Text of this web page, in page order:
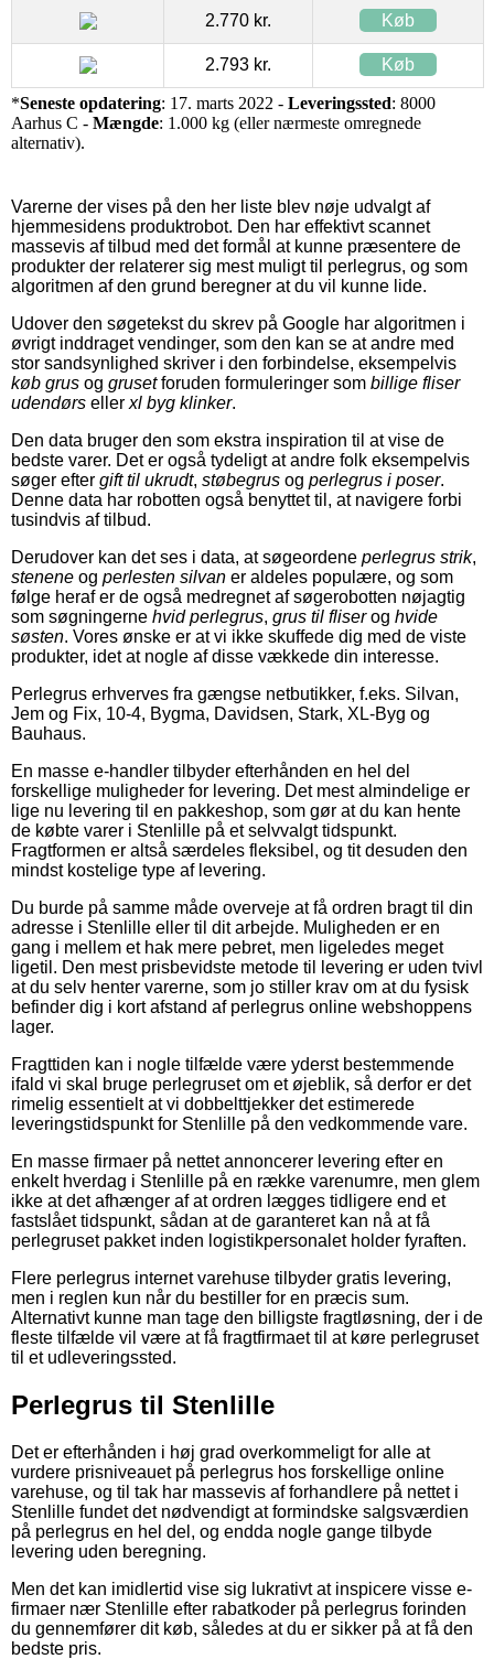
2.770 kr. Køb
2.793 kr. Køb
*Seneste opdatering: 17. marts 2022 - Leveringssted: 8000
Aarhus C - Mængde: 1.000 kg (eller nærmeste omregnede
alternativ).
Varerne der vises på den her liste blev nøje udvalgt af
hjemmesidens produktrobot. Den har effektivt scannet
massevis af tilbud med det formål at kunne præsentere de
produkter der relaterer sig mest muligt til perlegrus, og som
algoritmen af den grund beregner at du vil kunne lide.
Udover den søgetekst du skrev på Google har algoritmen i
øvrigt inddraget vendinger, som den kan se at andre med
stor sandsynlighed skriver i den forbindelse, eksempelvis
køb grus og grusetforuden formuleringer som billige fliser
udendørs eller xl byg klinker.
Den data bruger den som ekstra inspiration til at vise de
bedste varer. Det er også tydeligt at andre folk eksempelvis
søger efter gift til ukrudt, støbegrus og perlegrus i poser.
Denne data har robotten også benyttet til, at navigere forbi
tusindvis af tilbud.
Derudover kan det ses i data, at søgeordene perlegrus strik,
stenene og perlesten silvan er aldeles populære, og som
følge heraf er de også medregnet af søgerobotten nøjagtig
som søgningerne hvid perlegrus, grus til fliserog hvide
søsten. Vores ønske er at vi ikke skuffede dig med de viste
produkter, idet at nogle af disse vækkede din interesse.
Perlegrus erhverves fra gængse netbutikker, f.eks. Silvan,
Jem og Fix, 10-4, Bygma, Davidsen, Stark, XL-Byg og
Bauhaus.
En masse e-handler tilbyder efterhånden en hel del
forskellige muligheder for levering. Det mest almindelige er
lige nu levering til en pakkeshop, som gør at du kan hente
de købte varer i Stenlille på et selvvalgt tidspunkt.
Fragtformen er altså særdeles fleksibel, og tit desuden den
mindst kostelige type af levering.
Du burde på samme måde overveje at få ordren bragt til din
adresse i Stenlille eller til dit arbejde. Muligheden er en
gang i mellem et hak mere pebret, men ligeledes meget
ligetil. Den mest prisbevidste metode til levering er uden tvivl
at du selv henter varerne, som jo stiller krav om at du fysisk
befinder dig i kort afstand af perlegrus online webshoppens
lager.
Fragttiden kan i nogle tilfælde være yderst bestemmende
ifald vi skal bruge perlegruset om et øjeblik, så derfor er det
rimelig essentielt at vi dobbelttjekker det estimerede
leveringstidspunkt for Stenlille på den vedkommende vare.
En masse firmaer på nettet annoncerer levering efter en
enkelt hverdag i Stenlille på en række varenumre, men glem
ikke at det afhænger af at ordren lægges tidligere end et
fastslået tidspunkt, sådan at de garanteret kan nå at få
perlegruset pakket inden logistikpersonalet holder fyraften.
Flere perlegrus internet varehuse tilbyder gratis levering,
men i reglen kun når du bestiller for en præcis sum.
Alternativt kunne man tage den billigste fragtløsning, der i de
fleste tilfælde vil være at få fragtfirmaet til at køre perlegruset
til et udleveringssted.
Perlegrus til Stenlille
Det er efterhånden i høj grad overkommeligt for alle at
vurdere prisniveauet på perlegrus hos forskellige online
varehuse, og til tak har massevis af forhandlere på nettet i
Stenlille fundet det nødvendigt at formindske salgsværdien
på perlegrus en hel del, og endda nogle gange tilbyde
levering uden beregning.
Men det kan imidlertid vise sig lukrativt at inspicere visse e-
firmaer nær Stenlille efter rabatkoder på perlegrus forinden
du gennemfører dit køb, således at du er sikker på at få den
bedste pris.